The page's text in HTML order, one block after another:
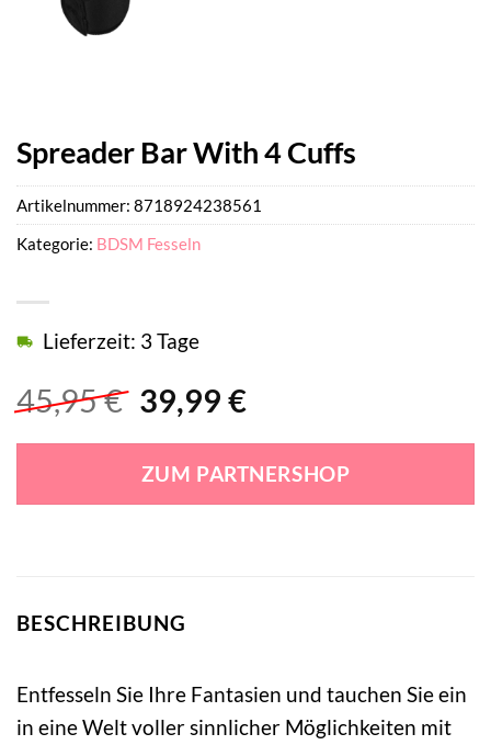
Spreader Bar With 4 Cuffs
45,95€ Ursprünglicher
war:
45,95 €
39,99 €Aktueller
ist:
39,99 €.
Lieferzeit: 3 Tage
ZUM PARTNERSHOP
Artikelnummer: 8718924238561
Kategorie: BDSM Fesseln
BESCHREIBUNG
Entfesseln Sie Ihre Fantasien und tauchen Sie ein
in eine Welt voller sinnlicher Möglichkeiten mit